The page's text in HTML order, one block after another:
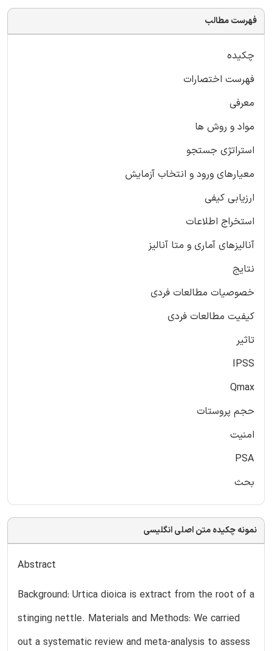
فهرست مطالب
چکیده
فهرست اختصارات
معرفی
مواد و روش ها
استراتژی جستجو
معیارهای ورود و انتخاب آزمایش
ارزیابی کیفی
استخراج اطلاعات
آنالیزهای آماری و متا آنالیز
نتایج
خصوصیات مطالعات فردی
کیفیت مطالعات فردی
تاثیر
IPSS
Qmax
حجم پروستات
امنیت
PSA
بحث
نمونه چکیده متن اصلی انگلیسی
Abstract
Background: Urtica dioica is extract from the root of a
stinging nettle. Materials and Methods: We carried
out a systematic review and meta-analysis to assess